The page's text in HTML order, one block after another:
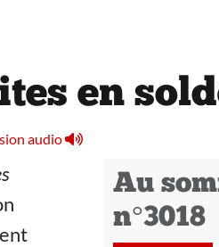
en
audio
Au
n°3018